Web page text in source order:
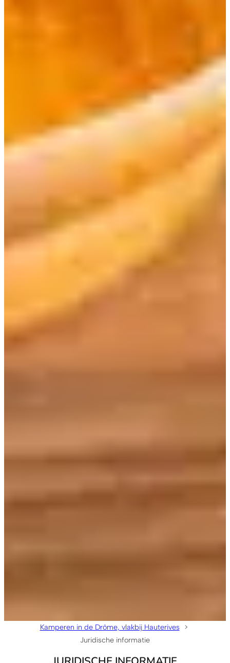
Kamperen in de Drôme, vlakbij Hauterives
Juridische informatie